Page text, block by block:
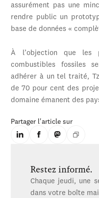
assurément pas une
rendre public un
base de données «
À l’objection que les
combustibles fossiles
adhérer à un tel traité,
de 70 pour cent des
domaine émanent des
Partager l'article sur
Restez informé.
Chaque jeudi, une
dans votre boîte